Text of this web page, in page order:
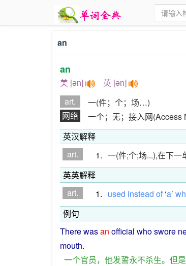
an
an
美 [ən] 英 [ən]
art.
一(件；个；场…)
网络
一个；无；接入网(Access
英汉解释
art.
1. 一(件;个;场...),在下
英英解释
art.
1. used instead of ‘a’
例句
Therewasan official whoswore
mouth.
一个官员， 他发誓永不杀生。 但是